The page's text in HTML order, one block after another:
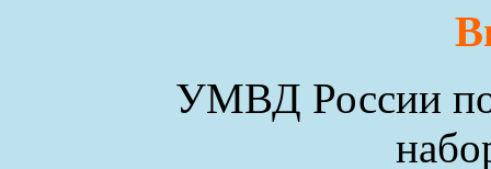
УМВД России по